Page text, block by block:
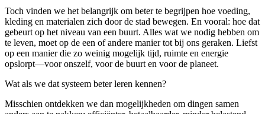
Toch vinden we het belangrijk om beter te begrijpen hoe voeding,
kleding en materialen zich door de stad bewegen. En vooral: hoe dat
gebeurt op het niveau van een buurt. Alles wat we nodig hebben om
te leven, moet op de een of andere manier tot bij ons geraken. Liefst
op een manier die zo weinig mogelijk tijd, ruimte en energie
opslorpt—voor onszelf, voor de buurt en voor de planeet.
Wat als we dat systeem beter leren kennen?
Misschien ontdekken we dan mogelijkheden om dingen samen